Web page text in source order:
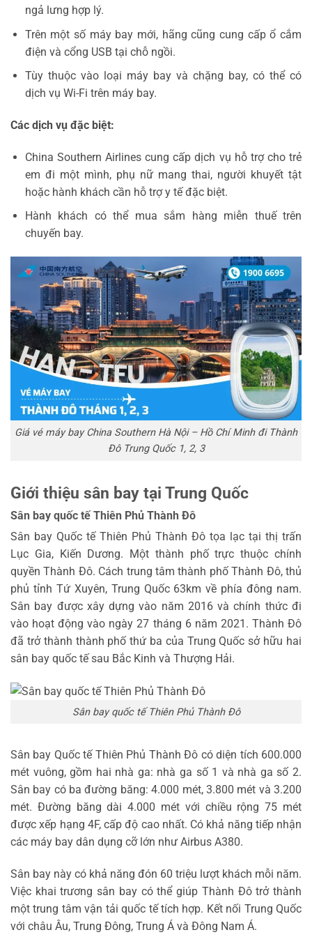
ngả lưng hợp lý.
Trên một số máy bay mới, hãng cũng cung cấp ổ cắm
điện và cổng USB tại chỗ ngồi.
Tùy thuộc vào loại máy bay và chặng bay, có thể có
dịch vụ Wi-Fi trên máy bay.
Các dịch vụ đặc biệt:
China Southern Airlines cung cấp dịch vụ hỗ trợ cho trẻ
em đi một mình, phụ nữ mang thai, người khuyết tật
hoặc hành khách cần hỗ trợ y tế đặc biệt.
Hành khách có thể mua sắm hàng miễn thuế trên
chuyến bay.
Giá vé máy bay China Southern Hà Nội – Hồ Chí Minh đi Thành
Đô Trung Quốc 1, 2, 3
Giới thiệu sân bay tại Trung Quốc
Sân bay quốc tế Thiên Phủ Thành Đô
Sân bay Quốc tế Thiên Phủ Thành Đô tọa lạc tại thị trấn
Lục Gia, Kiến Dương. Một thành phố trực thuộc chính
quyền Thành Đô. Cách trung tâm thành phố Thành Đô, thủ
phủ tỉnh Tứ Xuyên, Trung Quốc 63km về phía đông nam.
Sân bay được xây dựng vào năm 2016 và chính thức đi
vào hoạt động vào ngày 27 tháng 6 năm 2021. Thành Đô
đã trở thành thành phố thứ ba của Trung Quốc sở hữu hai
sân bay quốc tế sau Bắc Kinh và Thượng Hải.
Sân bay quốc tế Thiên Phủ Thành Đô
Sân bay Quốc tế Thiên Phủ Thành Đô có diện tích 600.000
mét vuông, gồm hai nhà ga: nhà ga số 1 và nhà ga số 2.
Sân bay có ba đường băng: 4.000 mét, 3.800 mét và 3.200
mét. Đường băng dài 4.000 mét với chiều rộng 75 mét
được xếp hạng 4F, cấp độ cao nhất. Có khả năng tiếp nhận
các máy bay dân dụng cỡ lớn như Airbus A380.
Sân bay này có khả năng đón 60 triệu lượt khách mỗi năm.
Việc khai trương sân bay có thể giúp Thành Đô trở thành
một trung tâm vận tải quốc tế tích hợp. Kết nối Trung Quốc
với châu Âu, Trung Đông, Trung Á và Đông Nam Á.